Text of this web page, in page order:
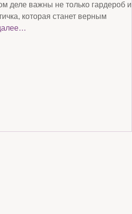
деле важны не только гардероб и
которая станет верным